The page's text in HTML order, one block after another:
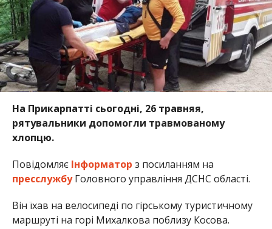
На Прикарпатті сьогодні, 26 травняя,
рятувальники допомогли травмованому
хлопцю.
Повідомляє Інформатор з посиланням на
пресслужбуГоловного управління ДСНС області.
Він їхав на велосипеді по гірському туристичному
маршруті на горі Михалкова поблизу Косова.